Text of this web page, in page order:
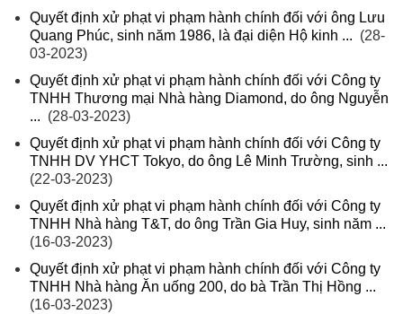
Quyết định xử phạt vi phạm hành chính đối với ông Lưu
Quang Phúc, sinh năm 1986, là đại diện Hộ kinh ... (28-
03-2023)
Quyết định xử phạt vi phạm hành chính đối với Công ty
TNHH Thương mại Nhà hàng Diamond, do ông Nguyễn
... (28-03-2023)
Quyết định xử phạt vi phạm hành chính đối với Công ty
TNHH DV YHCT Tokyo, do ông Lê Minh Trường, sinh ...
(22-03-2023)
Quyết định xử phạt vi phạm hành chính đối với Công ty
TNHH Nhà hàng T&T, do ông Trần Gia Huy, sinh năm ...
(16-03-2023)
Quyết định xử phạt vi phạm hành chính đối với Công ty
TNHH Nhà hàng Ăn uống 200, do bà Trần Thị Hồng ...
(16-03-2023)